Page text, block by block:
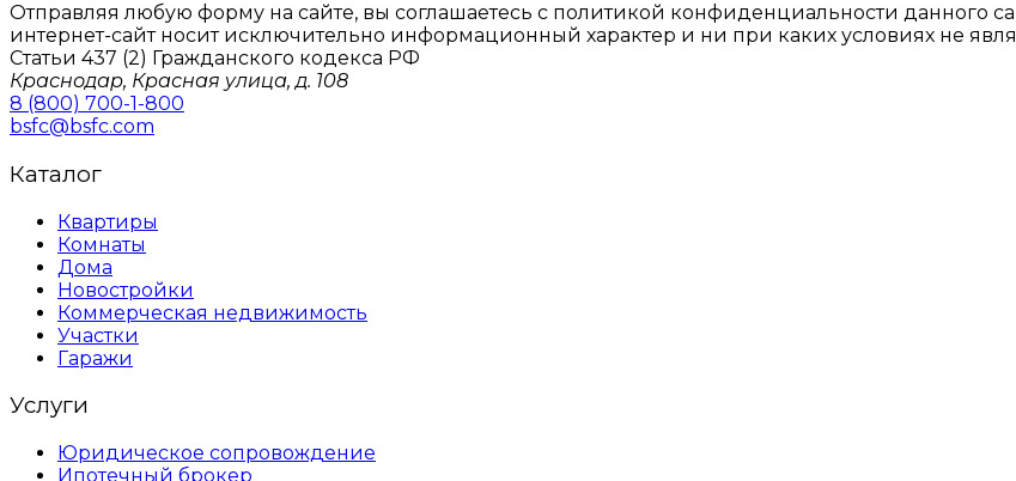
Отправляя любую форму на сайте, вы соглашаетесь с политикой конфиденциальности данного
интернет-сайт носит исключительно информационный характер и ни при каких условиях не
Статьи 437 (2) Гражданского кодекса РФ
Краснодар, Красная улица, д. 108
8 (800) 700-1-800
bsfc@bsfc.com
Каталог
Квартиры
Комнаты
Дома
Новостройки
Коммерческая недвижимость
Участки
Гаражи
Услуги
Юридическое сопровождение
Ипотечный брокер